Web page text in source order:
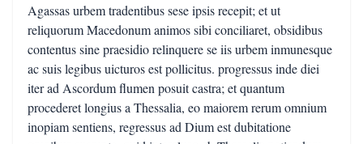
Agassas urbem tradentibus sese ipsis recepit; et ut
reliquorum Macedonum animos sibi conciliaret, obsidibus
contentus sine praesidio relinquere se iis urbem inmunesque
ac suis legibus uicturos est pollicitus. progressus inde diei
iter ad Ascordum flumen posuit castra; et quantum
procederet longius a Thessalia, eo maiorem rerum omnium
inopiam sentiens, regressus ad Dium est dubitatione